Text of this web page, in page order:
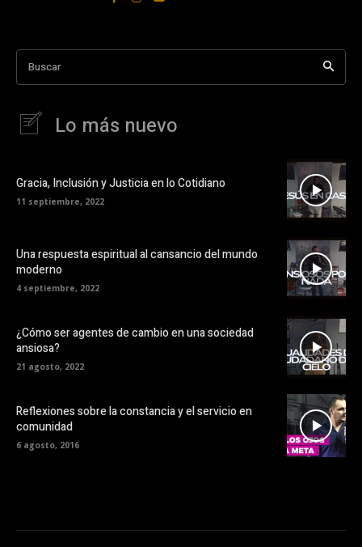
Buscar
Lo más nuevo
Gracia, Inclusión y Justicia en lo Cotidiano
11 septiembre, 2022
Una respuesta espiritual al cansancio del mundo
moderno
4 septiembre, 2022
¿Cómo ser agentes de cambio en una sociedad
ansiosa?
21 agosto, 2022
Reflexiones sobre la constancia y el servicio en
comunidad
6 agosto, 2016